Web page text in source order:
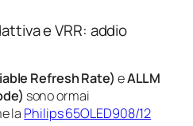
e VRR: addio
Refresh Rate) eALLM
sono ormai
la Philips 65OLED908/12